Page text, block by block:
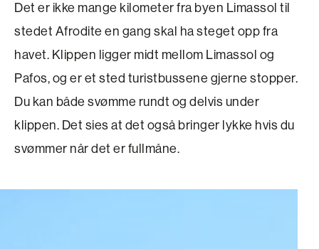
Det er ikke mange kilometer fra byen Limassol til
stedet Afrodite en gang skal ha steget opp fra
havet. Klippen ligger midt mellom Limassol og
Pafos, og er et sted turistbussene gjerne stopper.
Du kan både svømme rundt og delvis under
klippen. Det sies at det også bringer lykke hvis du
svømmer når det er fullmåne.